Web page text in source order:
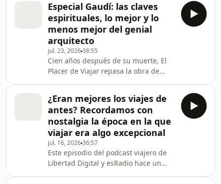
episodio veraniego de El Placer de
Viajar, el programa de viajes de
esRadio, los presentadores Carmelo
Jordá y Kelu Robles reciben en el
estudio a Laura Galdeano, redactora
de cultura de Libertad Digital. Como
apasionada de la lectura y de lo
Especial Gaudí: las claves
espirituales, lo mejor y lo
menos mejor del genial
arquitecto
jul. 23, 202638:55
Cien años después de su muerte, El
Placer de Viajar repasa la obra de
viajar. En este nuevo episodio de El
placer de viajar, el podcast de viajes
de esRadio conducido por Carmelo
Jordá y Kelu Robles, se rinde un
cercano homenaje al célebre
arquitecto Antonio Gaudí, de cuyo
fallecimiento se cumplieron cien años
hace sólo unas sem
¿Eran mejores los viajes de
antes? Recordamos con
nostalgia la época en la que
viajar era algo excepcional
jul. 16, 202636:57
Este episodio del podcast viajero de
Libertad Digital y esRadio hace un